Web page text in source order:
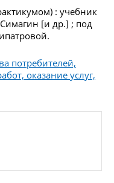
: учебник
[и др.] ; под
потребителей,
оказание услуг,